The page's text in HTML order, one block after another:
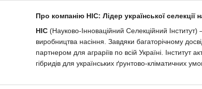
Про компанію НІС: Лідер української селекції
НІС (Науково-Інноваційний Селекційний
виробництва насіння. Завдяки багаторічному
партнером для аграріїв по всій Україні.
гібридів для українських ґрунтово-кліматичних